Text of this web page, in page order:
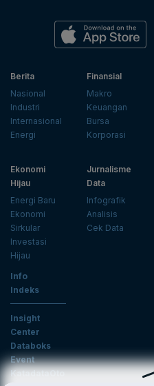
Berita
Nasional
Industri
Internasional
Energi
Finansial
Makro
Keuangan
Bursa
Korporasi
Ekonomi
Hijau
Energi Baru
Ekonomi
Sirkular
Investasi
Hijau
Jurnalisme
Data
Infografik
Analisis
Cek Data
Info
Indeks
Insight
Center
Databoks
Event
KatadataOto